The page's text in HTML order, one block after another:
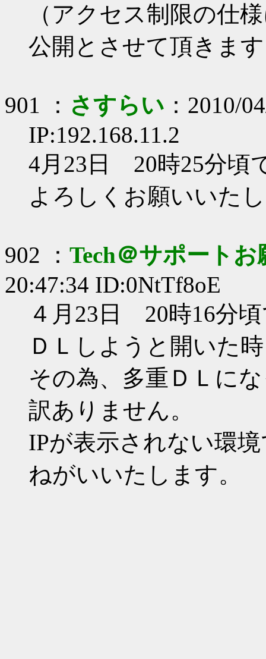
（アクセス制限の仕
公開とさせて頂きま
901 ： さすらい ：2010/
IP:192.168.11.2
4月23日 20時25分頃
よろしくお願いいた
902 ： Tech＠サポート
20:47:34 ID:0NtTf8oE
４月23日 20時16分
ＤＬしようと開いた
その為、多重ＤＬに
訳ありません。
IPが表示されない環
ねがいいたします。